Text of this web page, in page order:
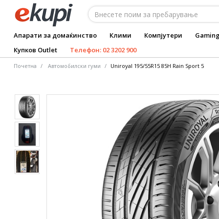
Апарати за домаќинство Клими Компјутери
Купков Outlet
Телефон: 02 3202 900
Почетна Автомобилски гуми Uniroyal 195/55R15 85H Rain Sport 5